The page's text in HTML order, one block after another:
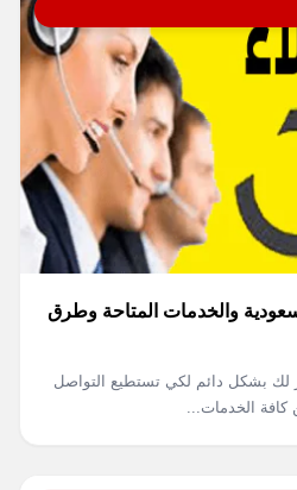
والخدمات المتاحة وطرق
لك بشكل دائم لكي تستطيع التواصل
الخدمات...